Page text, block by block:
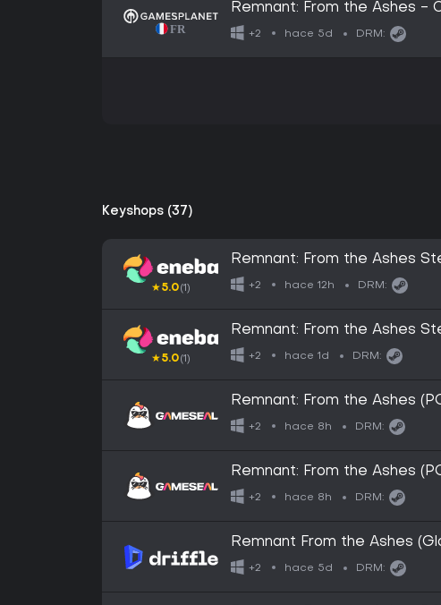
Remnant: From the Ashes -
+2 hace 5d DRM:
Keyshops (37)
★5.0(1)
Remnant: From the Ashes
+2 hace 12h DRM:
★5.0(1)
Remnant: From the Ashes
+2 hace 1d DRM:
Remnant: From the Ashes
+2 hace 8h DRM:
Remnant: From the Ashes
+2 hace 8h DRM:
Remnant From the Ashes
Key
+2 hace 5d DRM: